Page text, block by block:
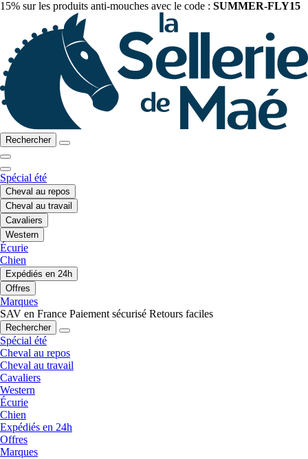
15% sur les produits anti-mouches avec le code : SUMMER-FLY15
Rechercher
Spécial été
Cheval au repos
Cheval au travail
Cavaliers
Western
Écurie
Chien
Expédiés en 24h
Offres
Marques
SAV en France Paiement sécurisé Retours faciles
Rechercher
Spécial été
Cheval au repos
Cheval au travail
Cavaliers
Western
Écurie
Chien
Expédiés en 24h
Offres
Marques